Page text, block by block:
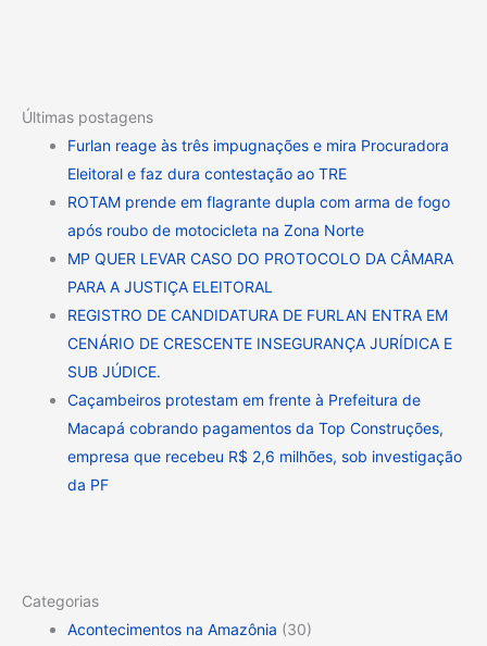
Últimas postagens
Furlan reage às três impugnações e mira Procuradora
Eleitoral e faz dura contestação ao TRE
ROTAM prende em flagrante dupla com arma de fogo
após roubo de motocicleta na Zona Norte
MP QUER LEVAR CASO DO PROTOCOLO DA CÂMARA
PARA A JUSTIÇA ELEITORAL
REGISTRO DE CANDIDATURA DE FURLAN ENTRA EM
CENÁRIO DE CRESCENTE INSEGURANÇA JURÍDICA E
SUB JÚDICE.
Caçambeiros protestam em frente à Prefeitura de
Macapá cobrando pagamentos da Top Construções,
empresa que recebeu R$ 2,6 milhões, sob investigação
da PF
Categorias
Acontecimentos na Amazônia (30)